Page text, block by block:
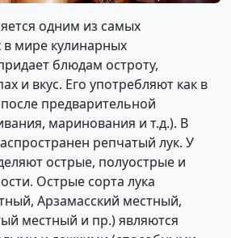
одним из самых
мире кулинарных
блюдам остроту,
и вкус. Его употребляют как в
предварительной
маринования и т.д.). В
репчатый лук. У
острые, полуострые и
Острые сорта лука
Арзамасский местный,
местный и пр.) являются